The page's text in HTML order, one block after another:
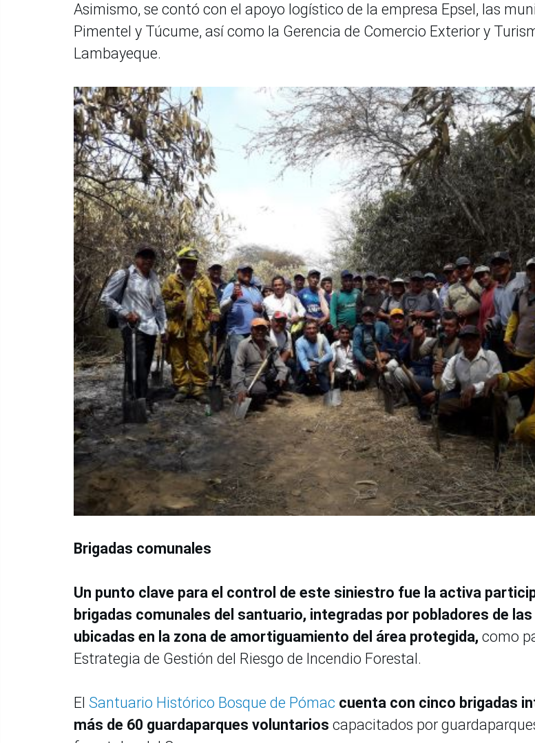
Asimismo, se contó con el apoyo logístico de la empresa Epsel, las
Pimentel y Túcume, así como la Gerencia de Comercio Exterior y
Lambayeque.
Brigadas comunales
Un punto clave para el control de este siniestro fue la activa
brigadas comunales del santuario, integradas por pobladores de
ubicadas en la zona de amortiguamiento del área protegida, como
Estrategia de Gestión del Riesgo de Incendio Forestal.
El Santuario Histórico Bosque de Pómac cuenta con cinco brigadas
más de 60 guardaparques voluntarios capacitados por